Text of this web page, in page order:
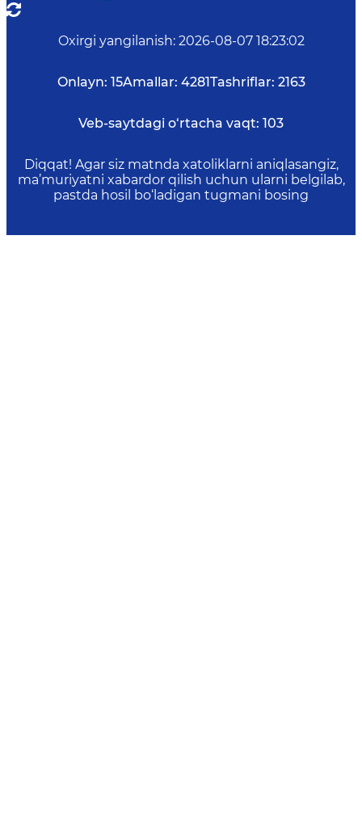
Oxirgi yangilanish: 2026-08-07 18:23:02
Onlayn: 15Amallar: 4281Tashriflar: 2163
Veb-saytdagi o‘rtacha vaqt: 103
Diqqat! Agar siz matnda xatoliklarni aniqlasangiz,
ma’muriyatni xabardor qilish uchun ularni belgilab,
pastda hosil bo‘ladigan tugmani bosing